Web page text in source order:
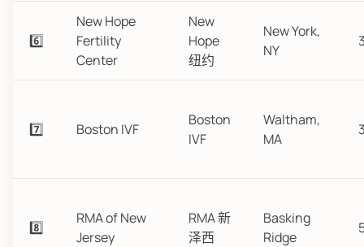
6️⃣
New Hope
Fertility
Center
New
Hope
纽约
New York,
NY
7️⃣ Boston IVF
Boston
IVF
Waltham,
MA
8️⃣
RMA of New
Jersey
RMA 新
泽西
Basking
Ridge